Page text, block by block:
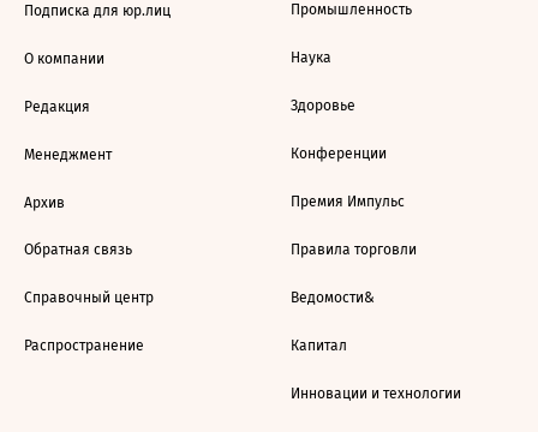
Подписка для юр.лиц
О компании
Редакция
Менеджмент
Архив
Обратная связь
Справочный центр
Распространение
Промышленность
Наука
Здоровье
Конференции
Премия Импульс
Правила торговли
Ведомости&
Капитал
Инновации и технологии